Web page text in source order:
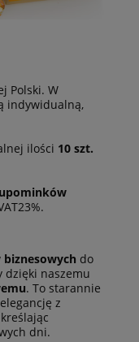
Polski. W
indywidualną,
ilości 10 szt.
upominków
do
dzięki naszemu
. To starannie
z
dni.